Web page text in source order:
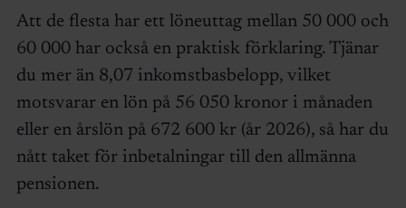
Att de flesta har ett löneuttag mellan 50 000 och
60 000 har också en praktisk förklaring. Tjänar
du mer än 8,07 inkomstbasbelopp, vilket
motsvarar en lön på 56 050 kronor i månaden
eller en årslön på 672 600 kr (år 2026), så har du
nått taket för inbetalningar till den allmänna
pensionen.